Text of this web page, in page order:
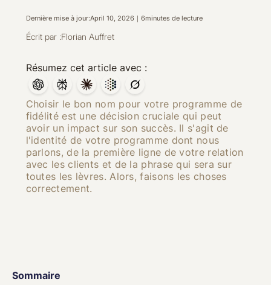
Dernière mise à jour:April 10, 2026 ｜ 6minutes de lecture
Écrit par :Florian Auffret
Résumez cet article avec :
Choisir le bon nom pour votre programme de
fidélité est une décision cruciale qui peut
avoir un impact sur son succès. Il s'agit de
l'identité de votre programme dont nous
parlons, de la première ligne de votre relation
avec les clients et de la phrase qui sera sur
toutes les lèvres. Alors, faisons les choses
correctement.
Sommaire